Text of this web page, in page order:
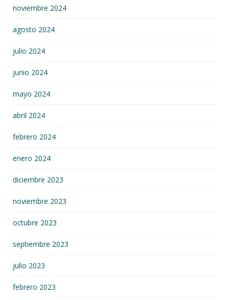
noviembre 2024
agosto 2024
julio 2024
junio 2024
mayo 2024
abril 2024
febrero 2024
enero 2024
diciembre 2023
noviembre 2023
octubre 2023
septiembre 2023
julio 2023
febrero 2023